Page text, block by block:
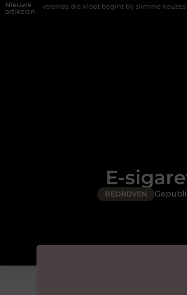
Nieuwe
artikelen
die klopt begint bij slimme keuzes Waarom
E-
BEDRIJVEN